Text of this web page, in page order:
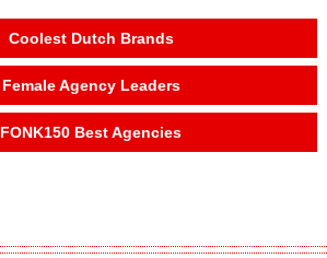
Coolest Dutch Brands
Female Agency Leaders
FONK150 Best Agencies